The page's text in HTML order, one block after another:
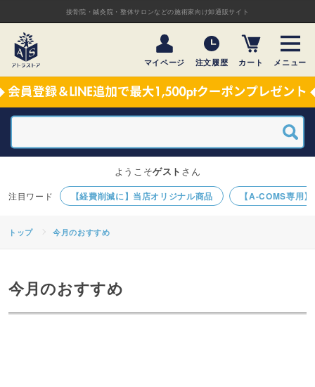
接骨院・鍼灸院・整体サロンなどの施術家向け卸通販サイト
マイページ 注文履歴 カート メニュー
【経費削減に】当店オリジナル商品 【A-COMS専用
ようこそゲスト さん
トップ 今月のおすすめ
今月のおすすめ